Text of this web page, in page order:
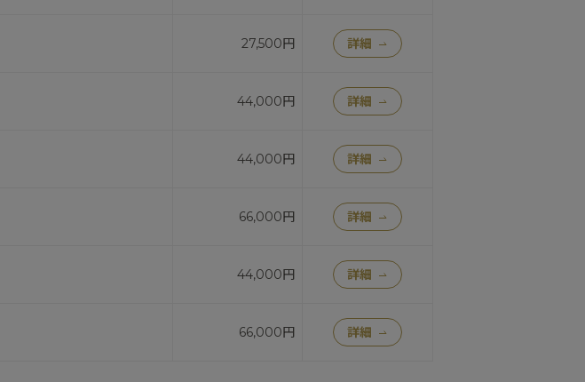
27,500円 詳細
44,000円 詳細
44,000円 詳細
66,000円 詳細
44,000円 詳細
66,000円 詳細